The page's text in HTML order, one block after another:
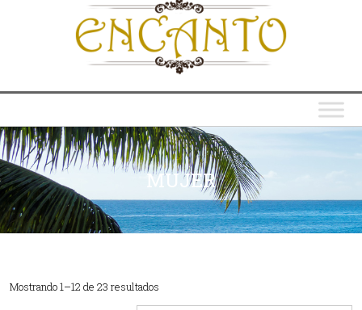
MUJER
Mostrando 1–12 de 23 resultados